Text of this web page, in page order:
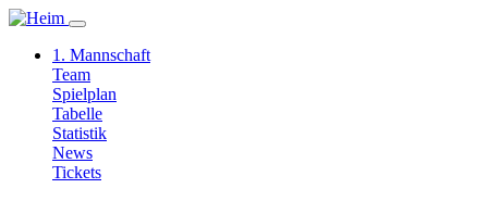
1. Mannschaft
Team
Spielplan
Tabelle
Statistik
News
Tickets